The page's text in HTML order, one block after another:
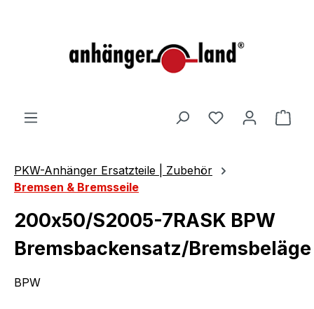
PKW-Anhänger Ersatzteile | Zubehör
Bremsen & Bremsseile
200x50/S2005-7RASK BPW
Bremsbackensatz/Bremsbeläge
BPW